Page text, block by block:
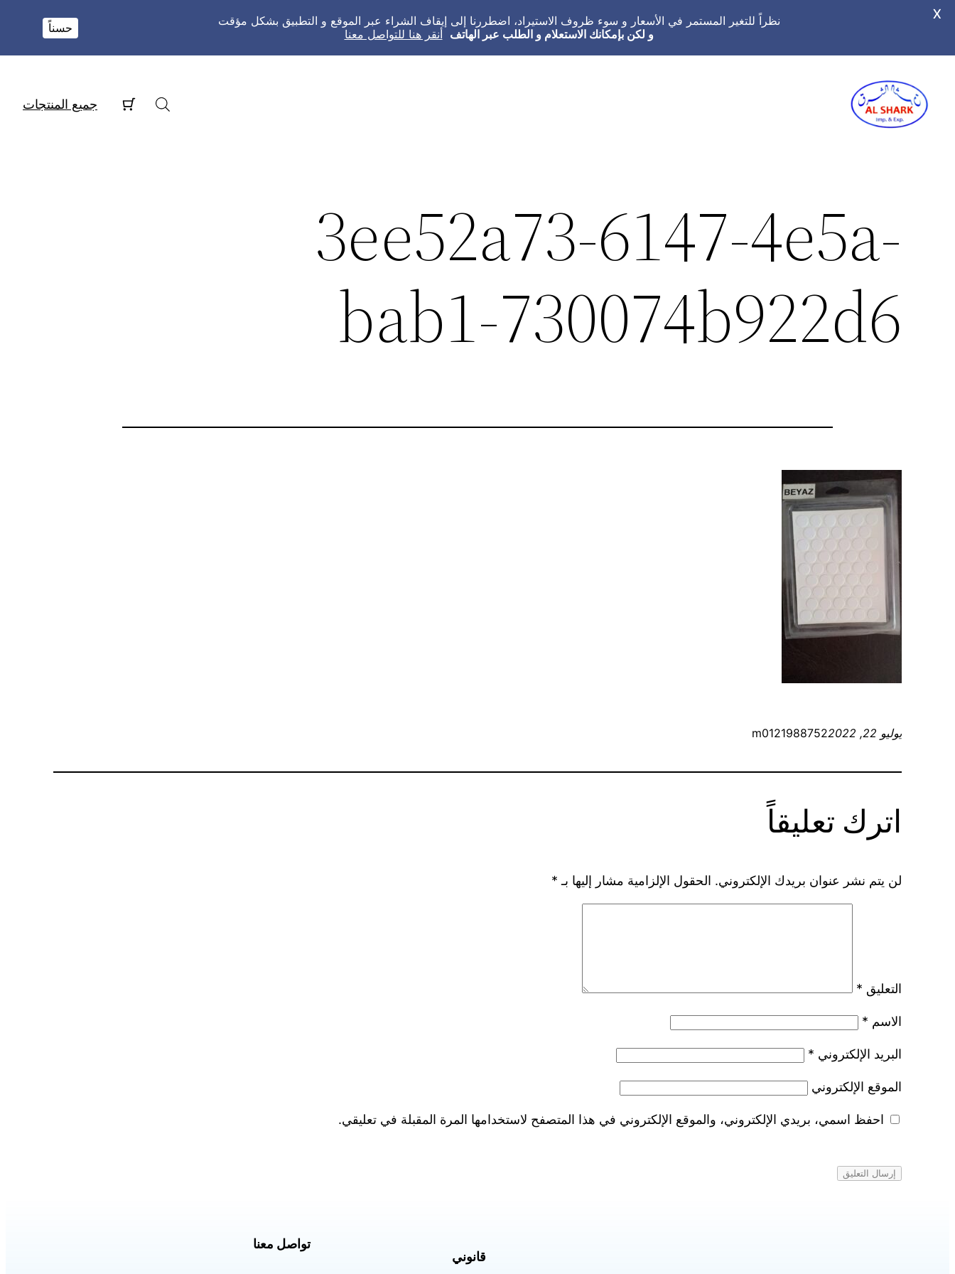
المحتوى
جميع المنتجات
3ee52a73-6147-4e5a-
bab1-730074b922d6
يوليو 22, 2022 m0121988752
اترك تعليقاً
لن يتم نشر عنوان بريدك الإلكتروني. الحقول الإلزامية مشار إليها بـ *
التعليق *
الاسم *
البريد الإلكتروني *
الموقع الإلكتروني
احفظ اسمي، بريدي الإلكتروني، والموقع الإلكتروني في هذا المتصفح لاستخدامها المرة المقبلة في تعليقي.
قانوني
تواصل معنا
نظراً للتغير المستمر في الأسعار و سوء ظروف الاستيراد، اضطررنا إلى إيقاف الشراء عبر الموقع و التطبيق بشكل مؤقت
و لكن بإمكانك الاستعلام و الطلب عبر الهاتف أنقر هنا للتواصل معنا حسناً
X